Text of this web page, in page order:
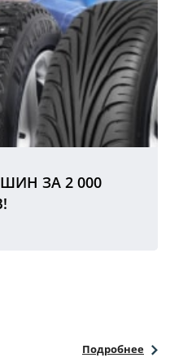
ЗА 2 000
Подробнее